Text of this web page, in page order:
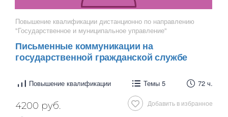
Повышение квалификации дистанционно по направлению
"Государственное и муниципальное управление"
Письменные коммуникации на
государственной гражданской службе
Повышение квалификации Темы 5 72 ч.
Добавить в избранное
4200 руб.